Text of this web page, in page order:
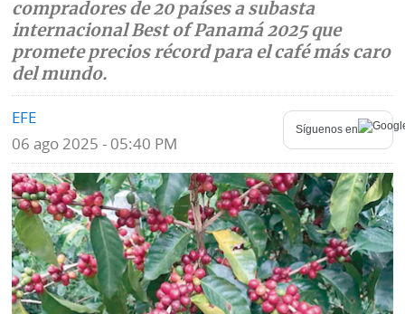
Economía
Mundo
Deportes
Ponle
la
Firma
Opinión
Blogs
Fotografías
Videos
Fe
de
erratas
Historias
compradores de 20 países a subasta
internacional Best of Panamá 2025 que
promete precios récord para el café más caro
del mundo.
EFE
06 ago 2025 - 05:40 PM
Síguenos en